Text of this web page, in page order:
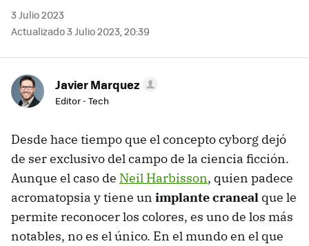
3 Julio 2023
Actualizado 3 Julio 2023, 20:39
Javier Marquez
Editor - Tech
Desde hace tiempo que el concepto cyborg dejó
de ser exclusivo del campo de la ciencia ficción.
Aunque el caso de Neil Harbisson, quien padece
acromatopsia y tiene un implante craneal que le
permite reconocer los colores, es uno de los más
notables, no es el único. En el mundo en el que